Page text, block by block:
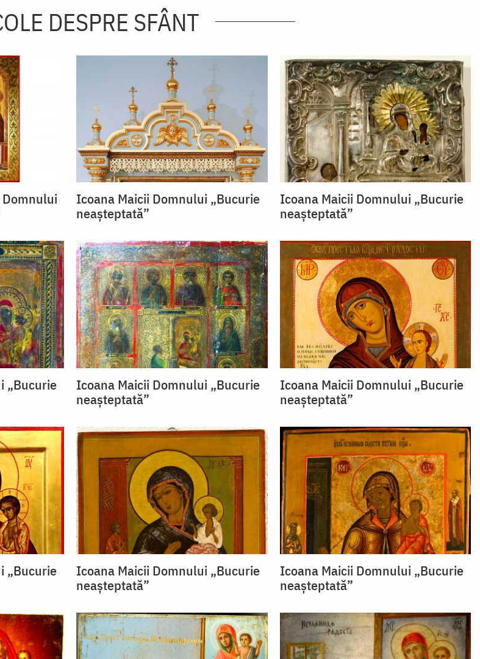
DESPRE SFÂNT
Domnului
Icoana Maicii Domnului „Bucurie
neașteptată”
Icoana Maicii Domnului „Bucurie
neașteptată”
„Bucurie
Icoana Maicii Domnului „Bucurie
neașteptată”
Icoana Maicii Domnului „Bucurie
neașteptată”
„Bucurie
Icoana Maicii Domnului „Bucurie
neașteptată”
Icoana Maicii Domnului „Bucurie
neașteptată”